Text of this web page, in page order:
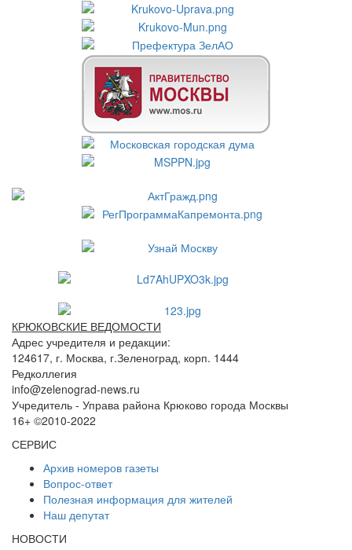
КРЮКОВСКИЕ ВЕДОМОСТИ
Адрес учредителя и редакции:
124617, г. Москва, г.Зеленоград, корп. 1444
Редколлегия
info@zelenograd-news.ru
Учредитель - Управа района Крюково города Москвы
16+ ©2010-2022
СЕРВИС
Архив номеров газеты
Вопрос-ответ
Полезная информация для жителей
Наш депутат
НОВОСТИ